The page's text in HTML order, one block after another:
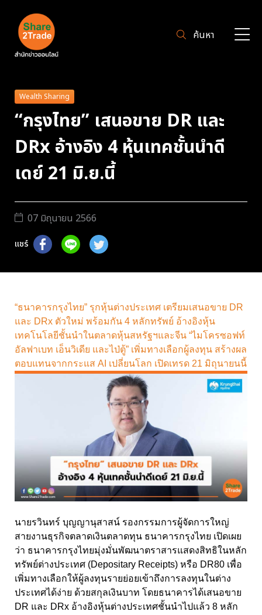
ค้นหา
Wealth Sharing
“กรุงไทย” เสนอขาย DR และ
DRx อ้างอิง 4 หุ้นเทคชั้นนำดี
เดย์ 21 มิ.ย.นี้
07 มิถุนายน 2566
แชร์
“ธนาคารกรุงไทย” รุกหุ้นต่างประเทศ เตรียมเสนอขาย DR
และ DRx ตัวใหม่ พร้อมกัน 4 หลักทรัพย์ อ้างอิงหุ้น
เทคโนโลยีชั้นนำในตลาดหุ้นสหรัฐฯและจีน “ไมโครซอฟท์
อัลฟาเบท เอ็นวิเดีย และไป่ตู้” เพิ่มทางเลือกผู้ลงทุน สร้างผล
ตอบแทนจากกระแส AI เปลี่ยนโลก เปิดเทรด 21 มิถุนายนนี้
นายรวินทร์ บุญญานุสาสน์ รองกรรมการผู้จัดการใหญ่
สายงานธุรกิจตลาดเงินตลาดทุน ธนาคารกรุงไทย เปิดเผย
ว่า ธนาคารกรุงไทยมุ่งมั่นพัฒนาตราสารแสดงสิทธิในหลัก
ทรัพย์ต่างประเทศ (Depositary Receipts) หรือ DR80 เพื่อ
เพิ่มทางเลือกให้ผู้ลงทุนรายย่อยเข้าถึงการลงทุนในต่าง
ประเทศได้ง่าย ด้วยสกุลเงินบาท โดยธนาคารได้เสนอขาย
DR และ DRx อ้างอิงหุ้นต่างประเทศชั้นนำไปแล้ว 8 หลัก